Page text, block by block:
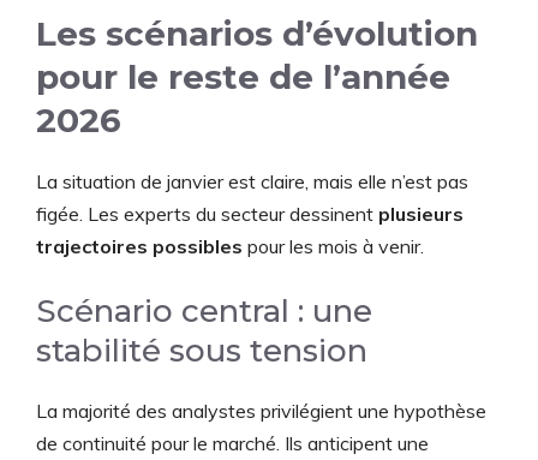
Les scénarios d’évolution
pour le reste de l’année
2026
La situation de janvier est claire, mais elle n’est pas
figée. Les experts du secteur dessinent plusieurs
trajectoires possibles pour les mois à venir.
Scénario central : une
stabilité sous tension
La majorité des analystes privilégient une hypothèse
de continuité pour le marché. Ils anticipent une